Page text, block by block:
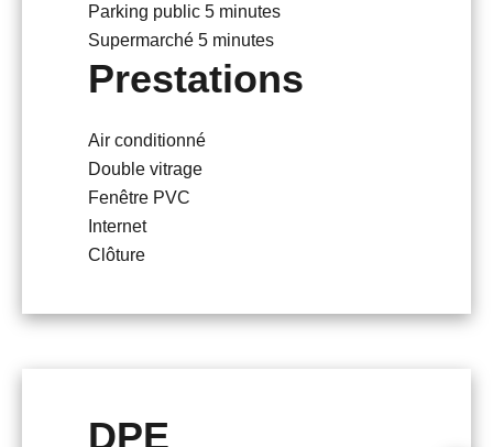
Parking public 5 minutes
Supermarché 5 minutes
Prestations
Air conditionné
Double vitrage
Fenêtre PVC
Internet
Clôture
DPE